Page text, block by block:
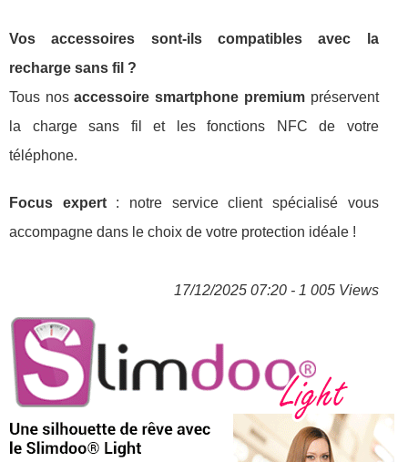
Vos accessoires sont-ils compatibles avec la
recharge sans fil ?
Tous nosaccessoire smartphone premiumpréservent
la charge sans fil et les fonctions NFC de votre
téléphone.
Focus expert: notre service client spécialisé vous
accompagne dans le choix de votre protection idéale !
17/12/2025 07:20 - 1 005 Views